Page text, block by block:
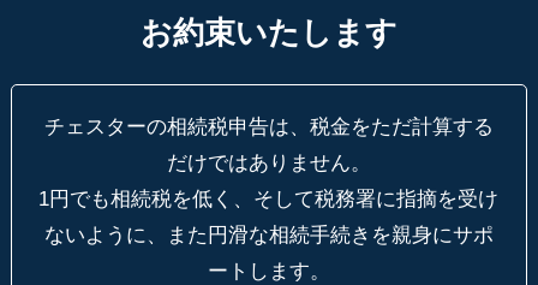
お約束いたします
チェスターの相続税申告は、税金をただ計算する
だけではありません。
1円でも相続税を低く、そして税務署に指摘を受け
ないように、
また円滑な相続手続きを親身にサポ
ートします。